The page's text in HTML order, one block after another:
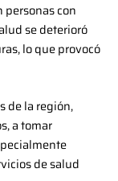
con
se deterioró
lo que provocó
de la región,
a tomar
de salud